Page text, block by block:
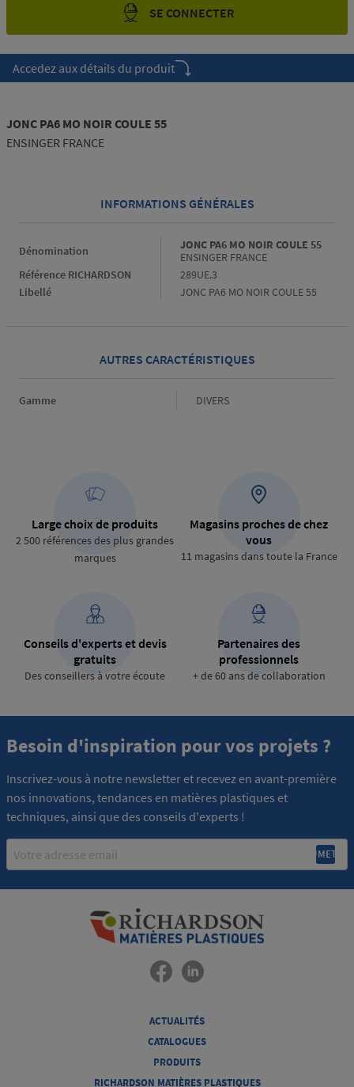
SE CONNECTER
Accedez aux détails du produit
JONC PA6 MO NOIR COULE 55
ENSINGER FRANCE
INFORMATIONS GÉNÉRALES
Informations générales
Dénomination
JONC PA6 MO NOIR COULE 55
ENSINGER FRANCE
Référence RICHARDSON
289UE.3
Libellé
JONC PA6 MO NOIR COULE 55
AUTRES CARACTÉRISTIQUES
Gamme Gamme
DIVERS
Large choix de produits
2 500 références des plus grandes
marques
Magasins proches de chez
vous
11 magasins dans toute la France
Conseils d'experts et devis
gratuits
Des conseillers à votre écoute
Partenaires des
professionnels
+ de 60 ans de collaboration
Besoin d'inspiration pour vos projets ?
Inscrivez-vous à notre newsletter et recevez en avant-première
nos innovations, tendances en matières plastiques et
techniques, ainsi que des conseils d'experts !
ACTUALITÉS
CATALOGUES
PRODUITS
RICHARDSON MATIÈRES PLASTIQUES